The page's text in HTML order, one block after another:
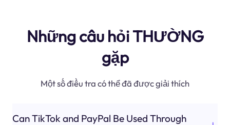
Những câu hỏi THƯỜNG
gặp
Một số điều tra có thể đã được giải thích
Can TikTok and PayPal Be Used Through